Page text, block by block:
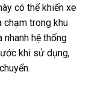
có thể khiến xe
chạm trong khu
hệ thống
khi sử dụng,